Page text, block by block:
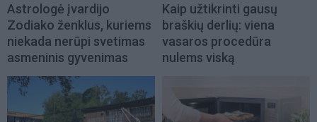
Astrologė įvardijo
Zodiako ženklus, kuriems
niekada nerūpi svetimas
asmeninis gyvenimas
Kaip užtikrinti gausų
braškių derlių: viena
vasaros procedūra
nulems viską